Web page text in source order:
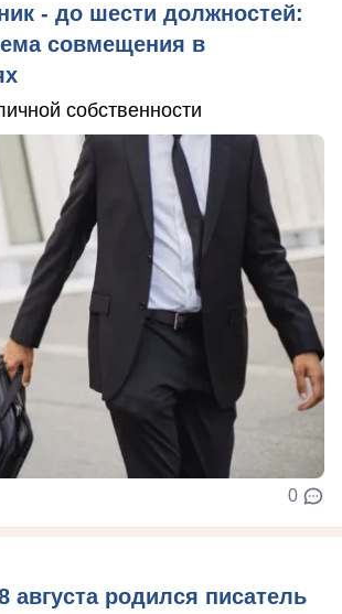
- до шести должностей:
совмещения в
собственности
0
августа родился писатель